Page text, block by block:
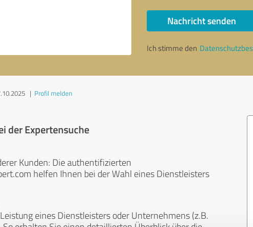
Nachricht senden
Ich stimme den
| Profil melden
der Expertensuche
Kunden: Die authentifizierten
helfen Ihnen bei der Wahl eines Dienstleisters
eines Dienstleisters oder Unternehmens (z.B.